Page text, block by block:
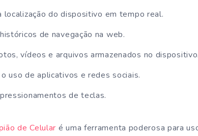
localização do dispositivo em tempo real.
de navegação na web.
vídeos e arquivos armazenados no dispositivo.
uso de aplicativos e redes sociais.
de teclas.
de Celular é uma ferramenta poderosa para